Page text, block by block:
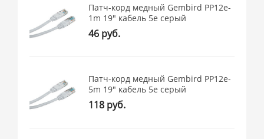
Патч-корд медный Gembird PP12e-
1m 19" кабель 5e серый
46 руб.
Патч-корд медный Gembird PP12e-
5m 19" кабель 5e серый
118 руб.